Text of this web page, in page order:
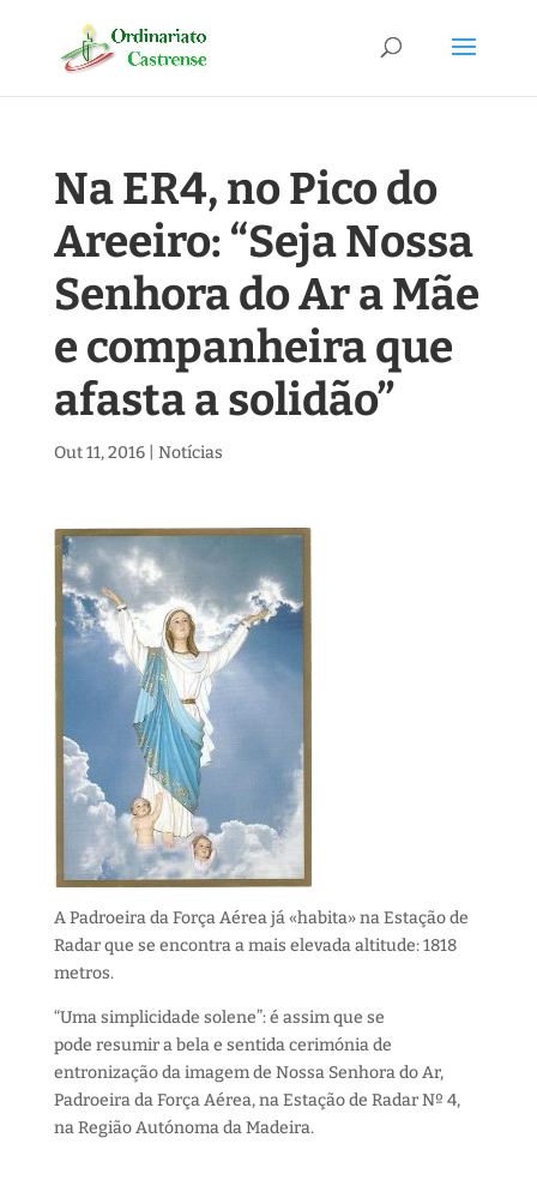
Na ER4, no Pico do
Areeiro: “Seja Nossa
Senhora do Ar a Mãe
e companheira que
afasta a solidão”
Out 11, 2016| Notícias
A Padroeira da Força Aérea já «habita» na Estação de
Radar que se encontra a mais elevada altitude: 1818
metros.
“Uma simplicidade solene”: é assim que se
pode resumir a bela e sentida cerimónia de
entronização da imagem de Nossa Senhora do Ar,
Padroeira da Força Aérea, na Estação de Radar Nº 4,
na Região Autónoma da Madeira.